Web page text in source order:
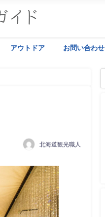
アウトドア お問い合わせ
北海道観光職人